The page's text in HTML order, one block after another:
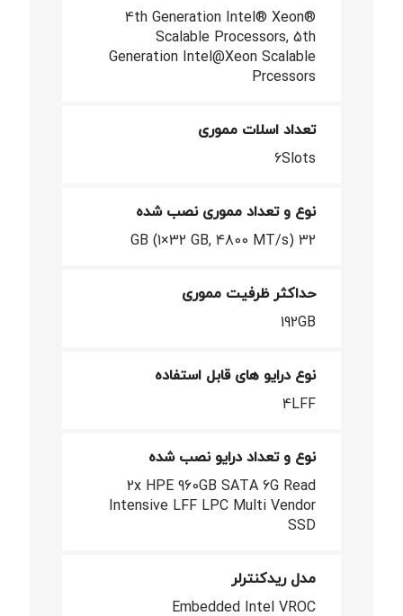
4th Generation Intel® Xeon®
Scalable Processors, 5th
Generation Intel@Xeon Scalable
Prcessors
تعداد اسلات مموری
6Slots
نوع و تعداد مموری نصب شده
32 GB (1×32 GB, 4800 MT/s)
حداکثر ظرفیت مموری
192GB
نوع درایو های قابل استفاده
4LFF
نوع و تعداد درایو نصب شده
2x HPE 960GB SATA 6G Read
Intensive LFF LPC Multi Vendor
SSD
مدل ریدکنترلر
Embedded Intel VROC